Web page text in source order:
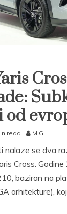
od
read M.G.
nalaze se dva
Cross.
baziran na
arhitekture),